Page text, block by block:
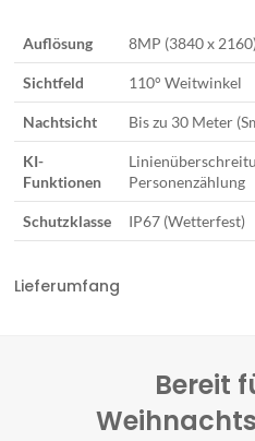
Auflösung 8MP (3840 x
Sichtfeld 110° Weitwinkel
Nachtsicht Bis zu 30 Meter
KI-
Funktionen
Personenzählung
Schutzklasse IP67 (Wetterfest)
Lieferumfang
Bereit